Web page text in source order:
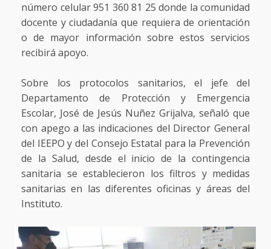
número celular 951 360 81 25 donde la comunidad
docente y ciudadanía que requiera de orientación
o de mayor información sobre estos servicios
recibirá apoyo.
Sobre los protocolos sanitarios, el jefe del
Departamento de Protección y Emergencia
Escolar, José de Jesús Nuñez Grijalva, señaló que
con apego a las indicaciones del Director General
del IEEPO y del Consejo Estatal para la Prevención
de la Salud, desde el inicio de la contingencia
sanitaria se establecieron los filtros y medidas
sanitarias en las diferentes oficinas y áreas del
Instituto.